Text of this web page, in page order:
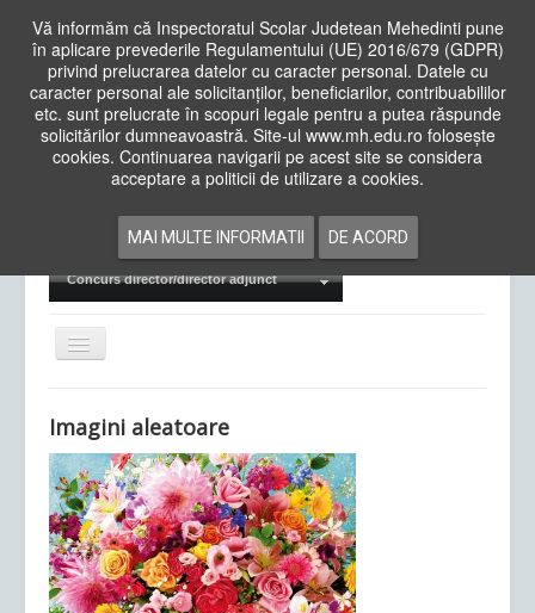
Vă informăm că Inspectoratul Scolar Judetean Mehedinti pune
în aplicare prevederile Regulamentului (UE) 2016/679 (GDPR)
privind prelucrarea datelor cu caracter personal. Datele cu
caracter personal ale solicitanților, beneficiarilor, contribuabililor
etc. sunt prelucrate în scopuri legale pentru a putea răspunde
solicitărilor dumneavoastră. Site-ul www.mh.edu.ro folosește
cookies. Continuarea navigarii pe acest site se considera
acceptare a politicii de utilizare a cookies.
MAI MULTE INFORMATII DE ACORD
Cauta
in
siteAcasa Cadre Didactice
Examene Naționale
Concurs director/director adjunct
Comută
navigarea
Ultimele articole: Vi, 04.11.2022 -Inspectoratul Școlar
Județean Mehedinți
Imagini aleatoare